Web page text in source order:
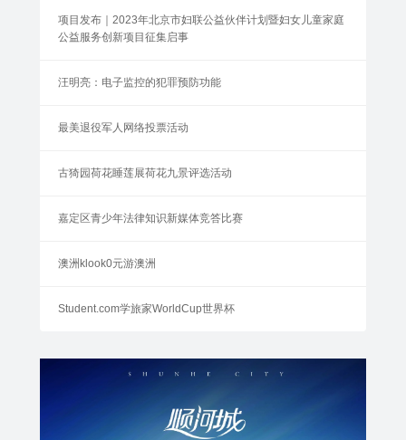
项目发布｜2023年北京市妇联公益伙伴计划暨妇女儿童家庭
公益服务创新项目征集启事
汪明亮：电子监控的犯罪预防功能
最美退役军人网络投票活动
古猗园荷花睡莲展荷花九景评选活动
嘉定区青少年法律知识新媒体竞答比赛
澳洲klook0元游澳洲
Student.com学旅家WorldCup世界杯